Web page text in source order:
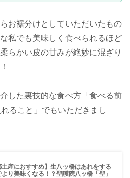
お裾分けとしていただいたもの
私でも美味しく食べられるほど
らかい皮の甘みが絶妙に混ざり
した裏技的な食べ方「食べる前
ること」でもいただきまし
土産におすすめ】生八ッ橋はあれをする
より美味くなる！？聖護院八ッ橋「聖」